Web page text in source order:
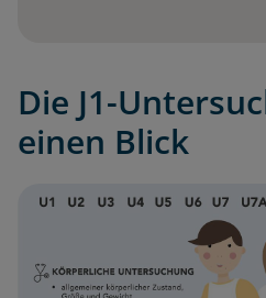
Die J1-
einen Blick